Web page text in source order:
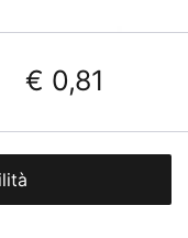
€ 0,81